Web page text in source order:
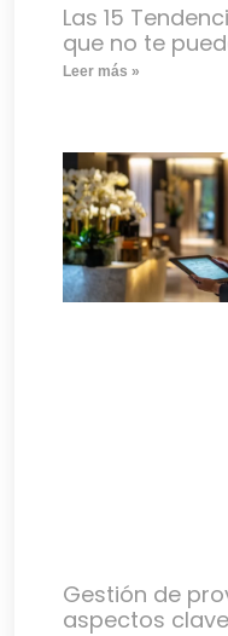
Las 15
que no te
Leer más »
Gestión de
aspectos